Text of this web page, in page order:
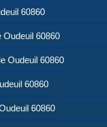
60860
Oudeuil 60860
Oudeuil 60860
60860
60860